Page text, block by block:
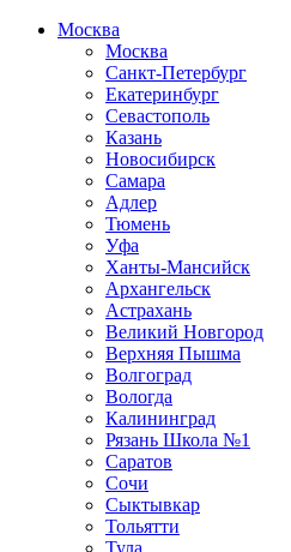
Москва
Москва
Санкт-Петербург
Екатеринбург
Севастополь
Казань
Новосибирск
Самара
Адлер
Тюмень
Уфа
Ханты-Мансийск
Архангельск
Астрахань
Великий Новгород
Верхняя Пышма
Волгоград
Вологда
Калининград
Рязань Школа №1
Саратов
Сочи
Сыктывкар
Тольятти
Тула